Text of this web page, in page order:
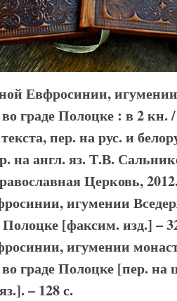
Евфросинии,
граде Полоцке : в 2 кн.
пер. на рус. и
на англ. яз. Т.В.
Церковь,
игумении
Полоцке [факсим. изд.] –
игумении
граде Полоцке [пер. на
– 128 с.